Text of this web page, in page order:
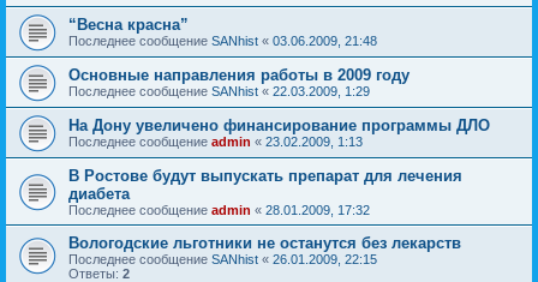
“Весна красна”
Последнее сообщение SANhist « 03.06.2009, 21:48
Основные направления работы в 2009 году
Последнее сообщение SANhist « 22.03.2009, 1:29
На Дону увеличено финансирование программы ДЛО
Последнее сообщение admin « 23.02.2009, 1:13
В Ростове будут выпускать препарат для лечения
диабета
Последнее сообщение admin « 28.01.2009, 17:32
Вологодские льготники не останутся без лекарств
Последнее сообщение SANhist « 26.01.2009, 22:15
Ответы: 2